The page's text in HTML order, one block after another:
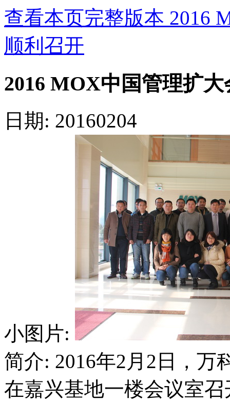
查看本页完整版本 2016
顺利召开
2016 MOX中国管理扩
日期: 20160204
小图片:
简介: 2016年2月2日，万
在嘉兴基地一楼会议室